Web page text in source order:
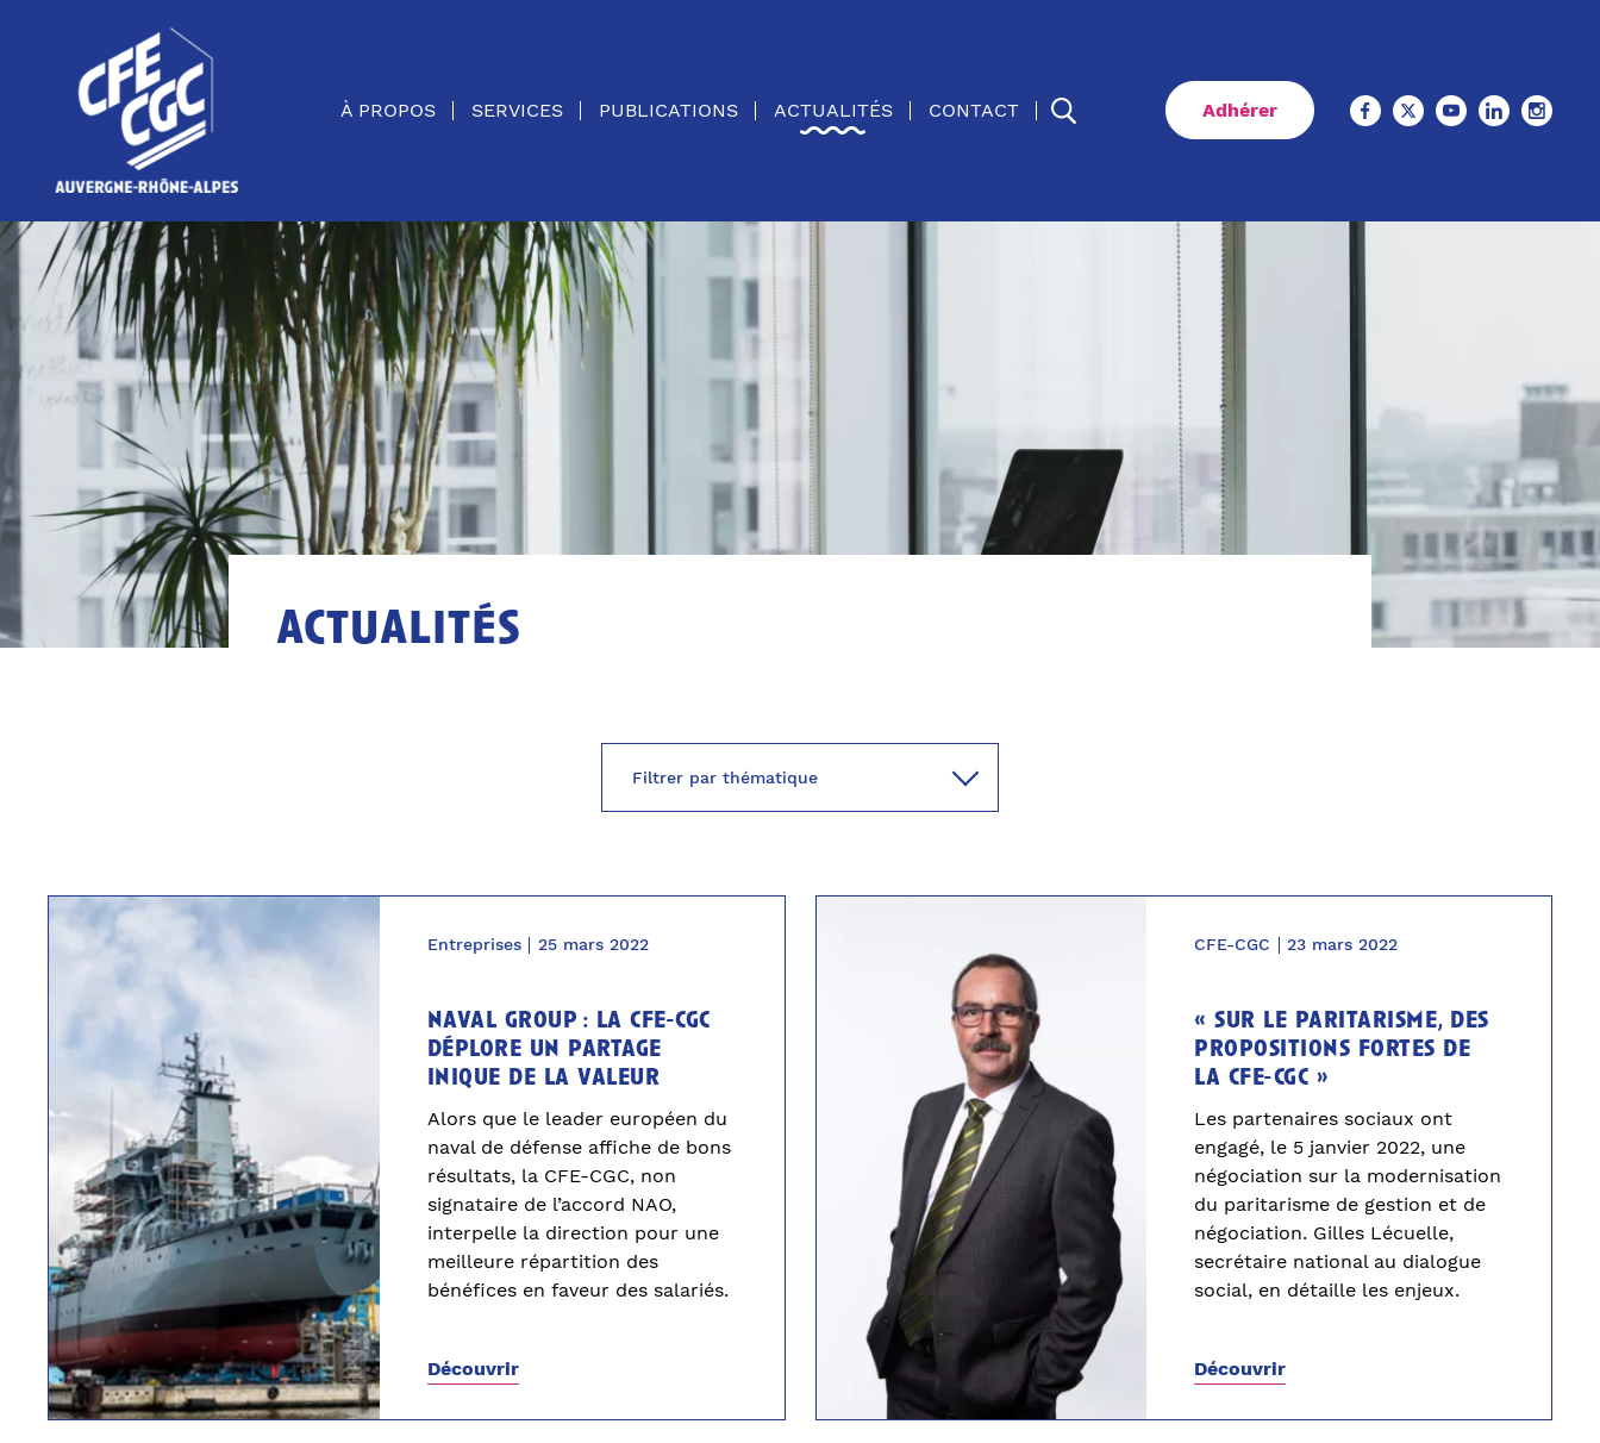
À PROPOS SERVICES PUBLICATIONS ACTUALITÉS CONTACT Adhérer
actualités
Entreprises 25 mars 2022
naval group : la cfe-cgc
déplore un partage
inique de la valeur
Alors que le leader européen du
naval de défense affiche de bons
résultats, la CFE-CGC, non
signataire de l’accord NAO,
interpelle la direction pour une
meilleure répartition des
bénéfices en faveur des salariés.
Découvrir
CFE-CGC 23 mars 2022
« sur le paritarisme, des
propositions fortes de
la cfe-cgc »
Les partenaires sociaux ont
engagé, le 5 janvier 2022, une
négociation sur la modernisation
du paritarisme de gestion et de
négociation. Gilles Lécuelle,
secrétaire national au dialogue
social, en détaille les enjeux.
Découvrir